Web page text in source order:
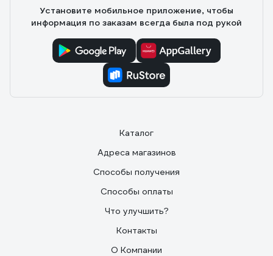
Установите мобильное приложение, чтобы
информация по заказам всегда была под рукой
Каталог
Адреса магазинов
Способы получения
Способы оплаты
Что улучшить?
Контакты
О Компании